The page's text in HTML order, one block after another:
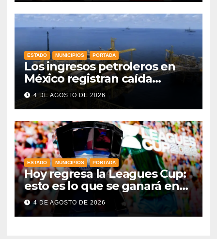
ESTADO MUNICIPIOS PORTADA
Los ingresos petroleros en
México registran caída
drástica en una década
4 DE AGOSTO DE 2026
ESTADO MUNICIPIOS PORTADA
Hoy regresa la Leagues Cup:
esto es lo que se ganará en
esta edición
4 DE AGOSTO DE 2026